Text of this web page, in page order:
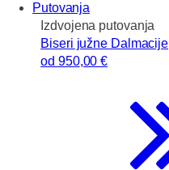
Putovanja
Izdvojena putovanja
Biseri južne Dalmacije
od 950,00 €